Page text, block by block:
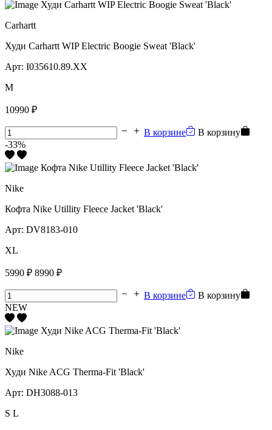
Carhartt
Худи Carhartt WIP Electric Boogie Sweat 'Black'
Арт: I035610.89.XX
M
10990 ₽
В корзине
В корзину
-33%
Nike
Кофта Nike Utillity Fleece Jacket 'Black'
Арт: DV8183-010
XL
5990 ₽ 8990 ₽
В корзине
В корзину
NEW
Nike
Худи Nike ACG Therma-Fit 'Black'
Арт: DH3088-013
S L